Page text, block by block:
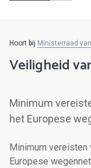
Hoort bij Ministerraad
Veiligheid
Minimum
het Europese
Minimum
Europese wegennet